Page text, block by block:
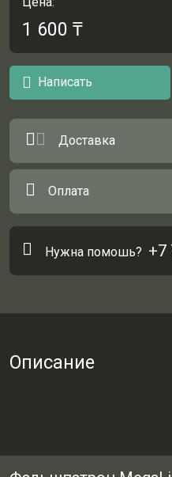
1 600 ₸
Написать
Доставка
Оплата
Нужна помошь? +7
Описание